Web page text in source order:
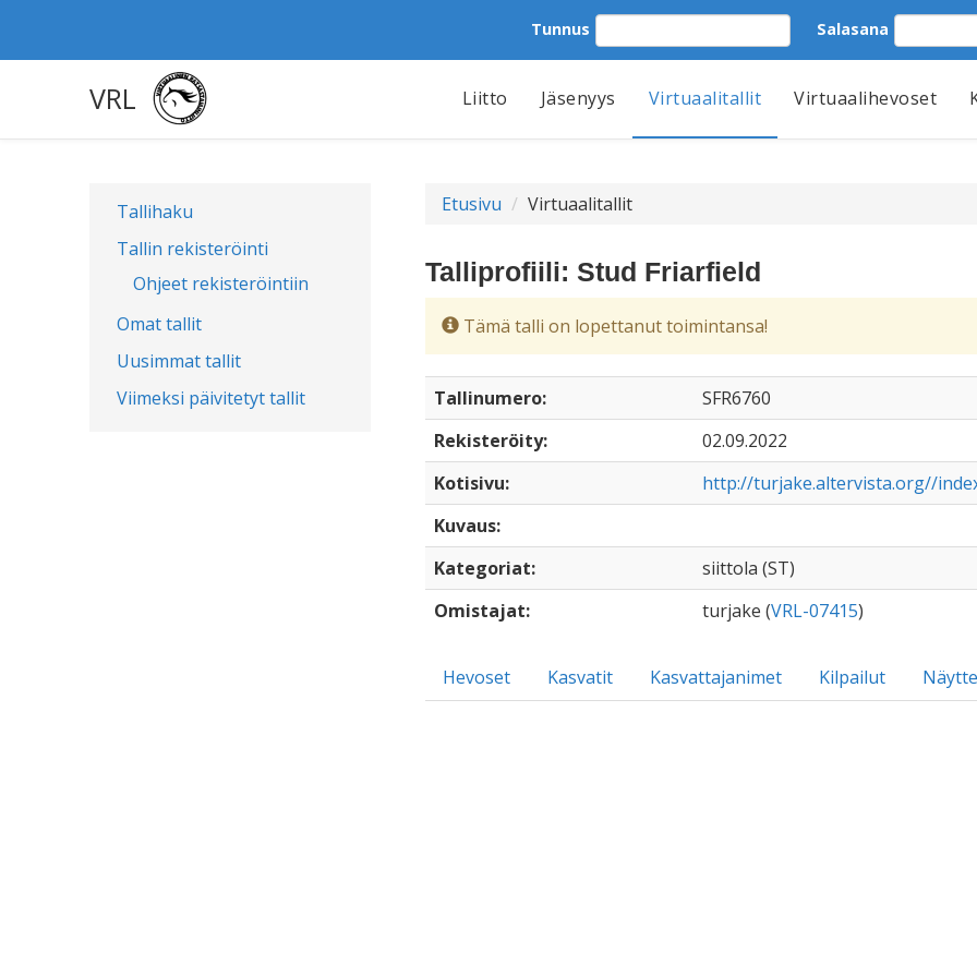
Tunnus Salasana
VRL Liitto Jäsenyys Virtuaalitallit Virtuaalihevoset
Tallihaku
Tallin rekisteröinti
Ohjeet rekisteröintiin
Omat tallit
Uusimmat tallit
Viimeksi päivitetyt tallit
Etusivu Virtuaalitallit
Talliprofiili: Stud Friarfield
Tämä talli on lopettanut toimintansa!
Tallinumero:
SFR6760
Rekisteröity:
02.09.2022
Kotisivu:
http://turjake.altervista.org//
Kuvaus:
Kategoriat:
siittola (ST)
Omistajat:
turjake (VRL-07415)
Hevoset Kasvatit Kasvattajanimet Kilpailut